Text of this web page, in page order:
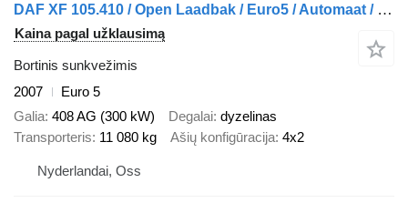
DAF XF 105.410 / Open Laadbak / Euro5 / Automaat / NL Truck !!
Kaina pagal užklausimą
Bortinis sunkvežimis
2007
Euro 5
Galia 408 AG (300 kW) Degalai dyzelinas
Transporteris 11 080 kg Ašių konfigūracija 4x2
Nyderlandai, Oss